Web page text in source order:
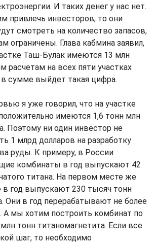
И таких денег у нас нет.
привлечь инвесторов, то они
смотреть на количество запасов,
ограничены. Глава кабмина заявил,
Таш-Булак имеются 13 млн
расчетам на всех пяти участках
сумме выйдет такая цифра.
я уже говорил, что на участке
имеются 1,6 тонн млн
Поэтому ни один инвестор не
1 млрд долларов на разработку
руды. К примеру, в России
комбинаты в год выпускают 42
титана. На первом месте же
в год выпускают 230 тысяч тонн
Они в год перерабатывают не более
А мы хотим построить комбинат по
тонн титаномагнетита. Если все
шаг, то необходимо